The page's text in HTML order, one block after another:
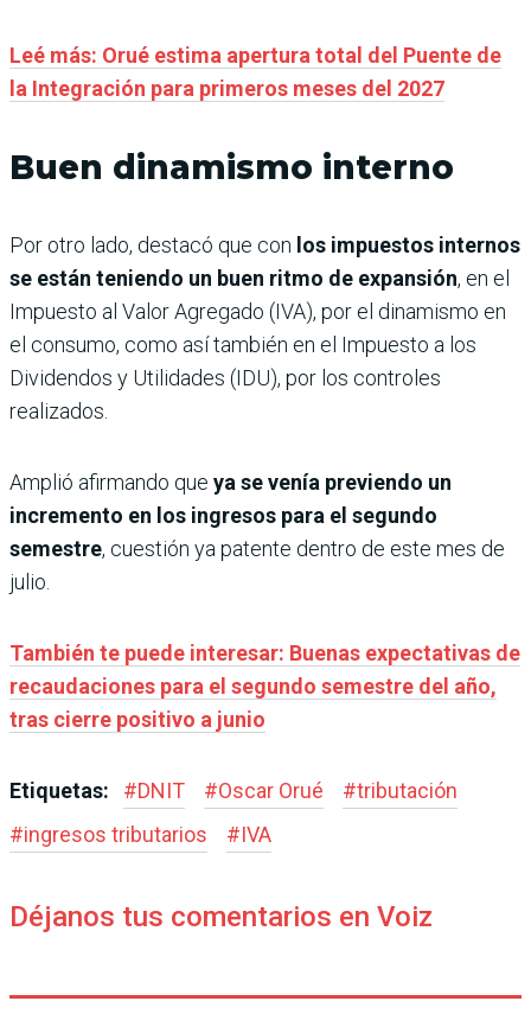
Leé más: Orué estima apertura total del Puente de
la Integración para primeros meses del 2027
Buen dinamismo interno
Por otro lado, destacó que con los impuestos internos
se están teniendo un buen ritmo de expansión, en el
Impuesto al Valor Agregado (IVA), por el dinamismo en
el consumo, como así también en el Impuesto a los
Dividendos y Utilidades (IDU), por los controles
realizados.
Amplió afirmando que ya se venía previendo un
incremento en los ingresos para el segundo
semestre, cuestión ya patente dentro de este mes de
julio.
También te puede interesar: Buenas expectativas de
recaudaciones para el segundo semestre del año,
tras cierre positivo a junio
Etiquetas: #DNIT #Oscar Orué #tributación
#ingresos tributarios #IVA
Déjanos tus comentarios en Voiz